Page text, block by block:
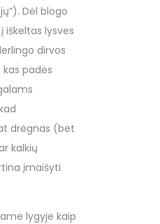
Dėl blogo
iškeltas lysves
dirvos
padės
drėgnas (bet
kalkių
įmaišyti
lygyje kaip